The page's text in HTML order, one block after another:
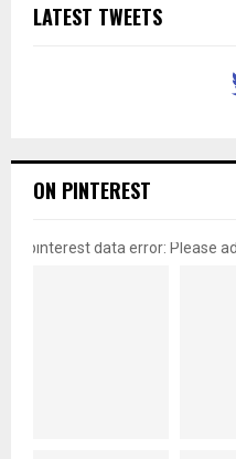
LATEST TWEETS
ON PINTEREST
pinterest data error: Please